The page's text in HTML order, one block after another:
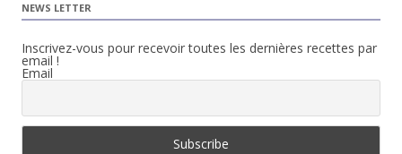
NEWS LETTER
Inscrivez-vous pour recevoir toutes les dernières recettes par
email !
Email